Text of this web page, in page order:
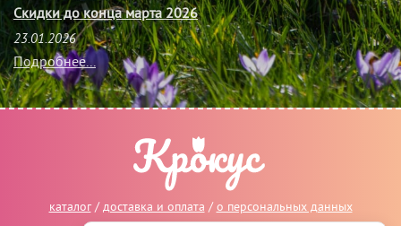
Скидки до конца марта 2026
23.01.2026
Подробнее...
каталог /доставка и оплата /о персональных данных